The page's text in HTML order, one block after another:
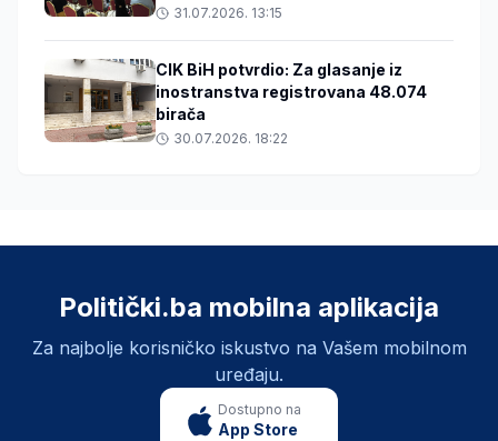
31.07.2026. 13:15
CIK BiH potvrdio: Za glasanje iz
inostranstva registrovana 48.074
birača
30.07.2026. 18:22
Politički.ba mobilna aplikacija
Za najbolje korisničko iskustvo na Vašem mobilnom
uređaju.
Dostupno na
App Store